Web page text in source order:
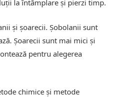
la întâmplare și pierzi timp.
și șoarecii. Șobolanii sunt
Șoarecii sunt mai mici și
pentru alegerea
chimice și metode